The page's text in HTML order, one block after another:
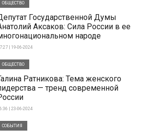
ОБЩЕСТВО
Государственной Думы
Аксаков: Сила России в ее
народе
| 19-06-2024
ОБЩЕСТВО
Ратникова: Тема женского
— тренд современной
| 23-06-2024
СОБЫТИЯ